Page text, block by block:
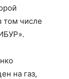
том числе
на газ,